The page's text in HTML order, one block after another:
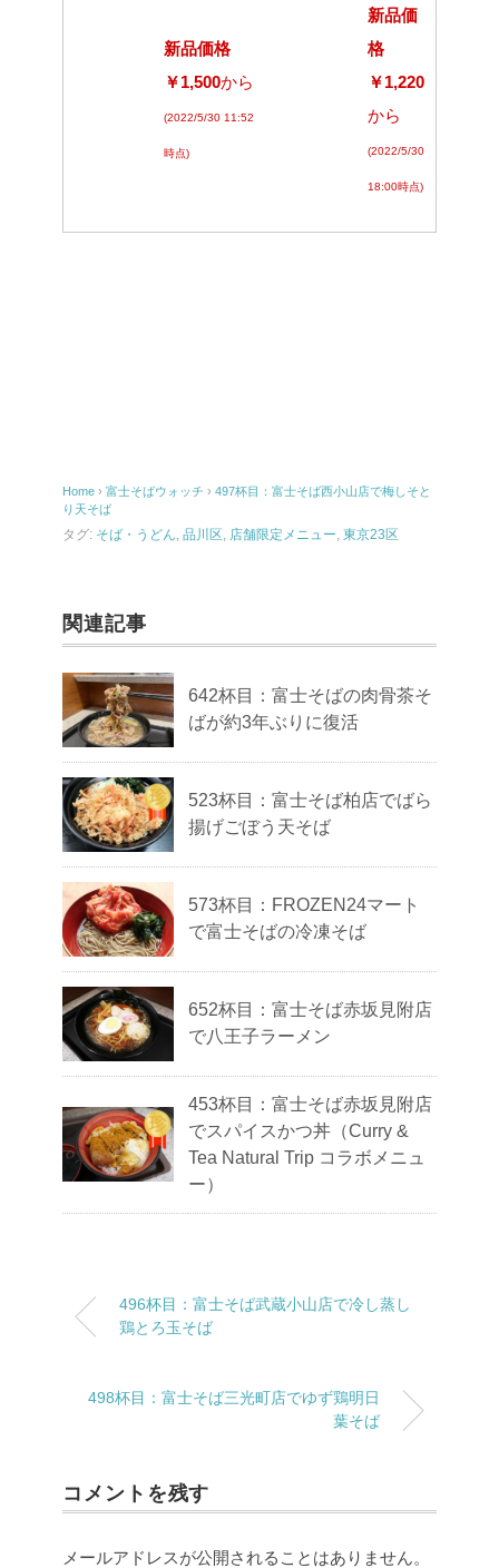
新品価格
￥1,500から
(2022/5/30 11:52
時点)
新品価
格
￥1,220
から
(2022/5/30
18:00時点)
Home › 富士そばウォッチ › 497杯目：富士そば西小山店で梅しそと
り天そば
タグ: そば・うどん, 品川区, 店舗限定メニュー, 東京23区
関連記事
642杯目：富士そばの肉骨茶そ
ばが約3年ぶりに復活
523杯目：富士そば柏店でばら
揚げごぼう天そば
573杯目：FROZEN24マート
で富士そばの冷凍そば
652杯目：富士そば赤坂見附店
で八王子ラーメン
453杯目：富士そば赤坂見附店
でスパイスかつ丼（Curry &
Tea Natural Trip コラボメニュ
ー）
496杯目：富士そば武蔵小山店で冷し蒸し
鶏とろ玉そば
498杯目：富士そば三光町店でゆず鶏明日
葉そば
コメントを残す
メールアドレスが公開されることはありません。